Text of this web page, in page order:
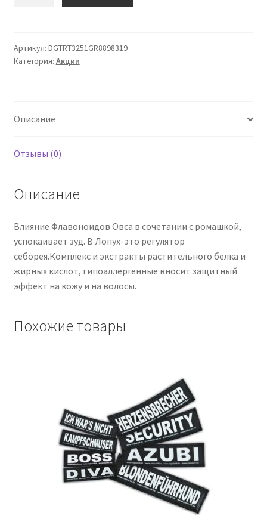
противозудное
250
Артикул: DGTRT3251GR8898319
Категория: Акции
Описание
Отзывы (0)
Описание
Влияние Флавоноидов Овса в сочетании с ромашкой,
успокаивает зуд. В Лопух-это регулятор
себорея.Комплекс и экстракты растительного белка и
жирных кислот, гипоаллергенные вносит защитный
эффект на кожу и на волосы.
Похожие товары